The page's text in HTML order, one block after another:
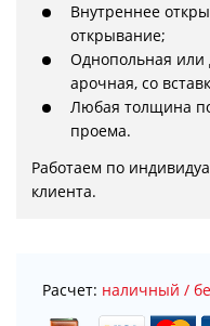
Внутреннее
открывание;
Однопольная или
арочная, со
Любая толщина
проема.
Работаем по
клиента.
Расчет: наличный /